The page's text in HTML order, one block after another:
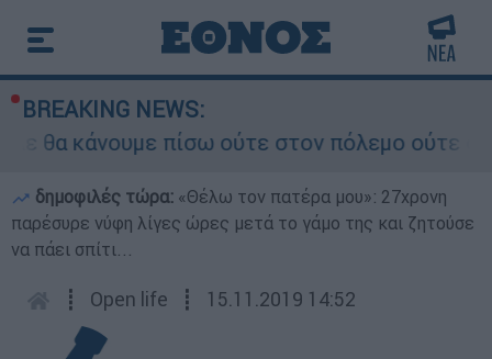
BREAKING NEWS:
θα κάνουμε πίσω ούτε στον πόλεμο ούτε στις
δημοφιλές τώρα: «Θέλω τον πατέρα μου»: 27χρονη
παρέσυρε νύφη λίγες ώρες μετά το γάμο της και ζητούσε
να πάει σπίτι...
┋ Open life ┋ 15.11.2019 14:52